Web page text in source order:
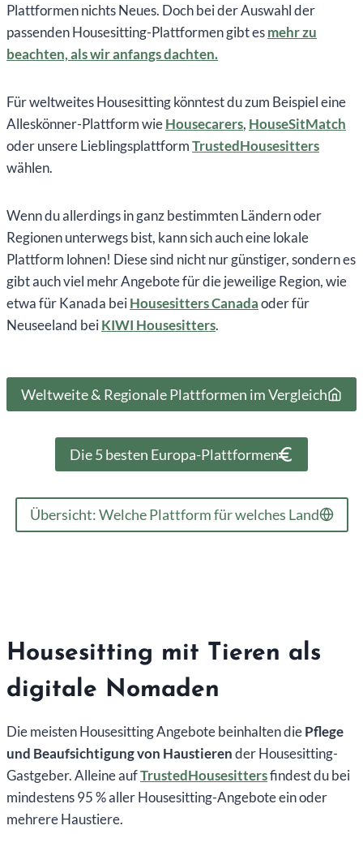
Plattformen nichts Neues. Doch bei der Auswahl der
passenden Housesitting-Plattformen gibt esmehr zu
beachten, als wir anfangs dachten.
Für weltweites Housesitting könntest du zum Beispiel eine
Alleskönner-Plattform wieHousecarers, HouseSitMatch
oder unsere LieblingsplattformTrustedHousesitters
wählen.
Wenn du allerdings in ganz bestimmten Ländern oder
Regionen unterwegs bist, kann sich auch eine lokale
Plattform lohnen! Diese sind nicht nur günstiger, sondern es
gibt auch viel mehr Angebote für die jeweilige Region, wie
etwa für Kanada beiHousesitters Canadaoder für
Neuseeland beiKIWI Housesitters.
Weltweite & Regionale Plattformen im Vergleich
Die 5 besten Europa-Plattformen
Übersicht: Welche Plattform für welches Land
Housesitting mit Tieren als
digitale Nomaden
Die meisten Housesitting Angebote beinhalten diePflege
und Beaufsichtigung von Haustierender Housesitting-
Gastgeber. Alleine aufTrustedHousesittersfindest du bei
mindestens 95 % aller Housesitting-Angebote ein oder
mehrere Haustiere.